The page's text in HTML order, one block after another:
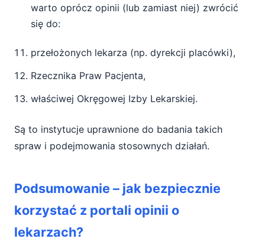
warto oprócz opinii (lub zamiast niej) zwrócić
się do:
przełożonych lekarza (np. dyrekcji placówki),
Rzecznika Praw Pacjenta,
właściwej Okręgowej Izby Lekarskiej.
Są to instytucje uprawnione do badania takich
spraw i podejmowania stosownych działań.
Podsumowanie – jak bezpiecznie
korzystać z portali opinii o
lekarzach?